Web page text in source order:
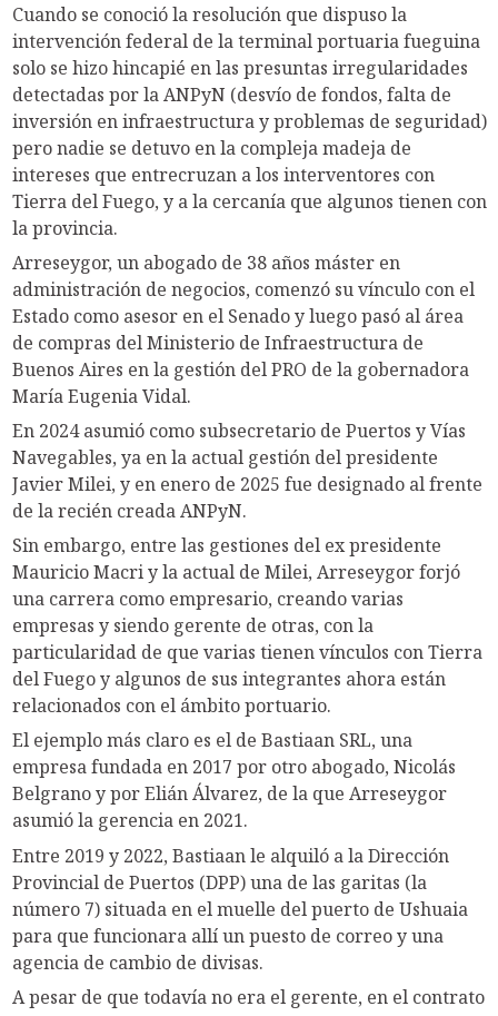
Cuando se conoció la resolución que dispuso la
intervención federal de la terminal portuaria fueguina
solo se hizo hincapié en las presuntas irregularidades
detectadas por la ANPyN (desvío de fondos, falta de
inversión en infraestructura y problemas de seguridad)
pero nadie se detuvo en la compleja madeja de
intereses que entrecruzan a los interventores con
Tierra del Fuego, y a la cercanía que algunos tienen con
la provincia.
Arreseygor, un abogado de 38 años máster en
administración de negocios, comenzó su vínculo con el
Estado como asesor en el Senado y luego pasó al área
de compras del Ministerio de Infraestructura de
Buenos Aires en la gestión del PRO de la gobernadora
María Eugenia Vidal.
En 2024 asumió como subsecretario de Puertos y Vías
Navegables, ya en la actual gestión del presidente
Javier Milei, y en enero de 2025 fue designado al frente
de la recién creada ANPyN.
Sin embargo, entre las gestiones del ex presidente
Mauricio Macri y la actual de Milei, Arreseygor forjó
una carrera como empresario, creando varias
empresas y siendo gerente de otras, con la
particularidad de que varias tienen vínculos con Tierra
del Fuego y algunos de sus integrantes ahora están
relacionados con el ámbito portuario.
El ejemplo más claro es el de Bastiaan SRL, una
empresa fundada en 2017 por otro abogado, Nicolás
Belgrano y por Elián Álvarez, de la que Arreseygor
asumió la gerencia en 2021.
Entre 2019 y 2022, Bastiaan le alquiló a la Dirección
Provincial de Puertos (DPP) una de las garitas (la
número 7) situada en el muelle del puerto de Ushuaia
para que funcionara allí un puesto de correo y una
agencia de cambio de divisas.
A pesar de que todavía no era el gerente, en el contrato